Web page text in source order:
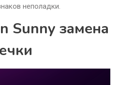
неполадки.
Sunny замена